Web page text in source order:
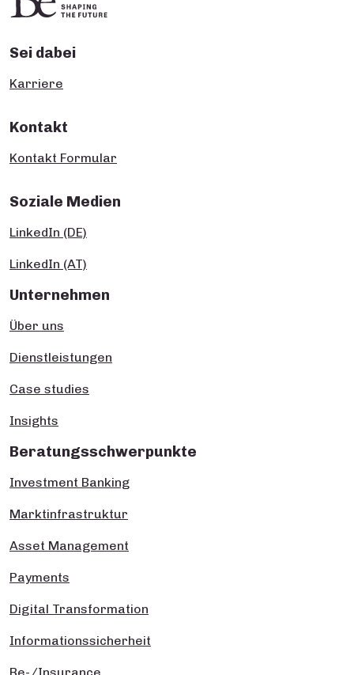
Sei dabei
Karriere
Kontakt
Kontakt Formular
Soziale Medien
LinkedIn (DE)
LinkedIn (AT)
Unternehmen
Über uns
Dienstleistungen
Case studies
Insights
Beratungsschwerpunkte
Investment Banking
Marktinfrastruktur
Asset Management
Payments
Digital Transformation
Informationssicherheit